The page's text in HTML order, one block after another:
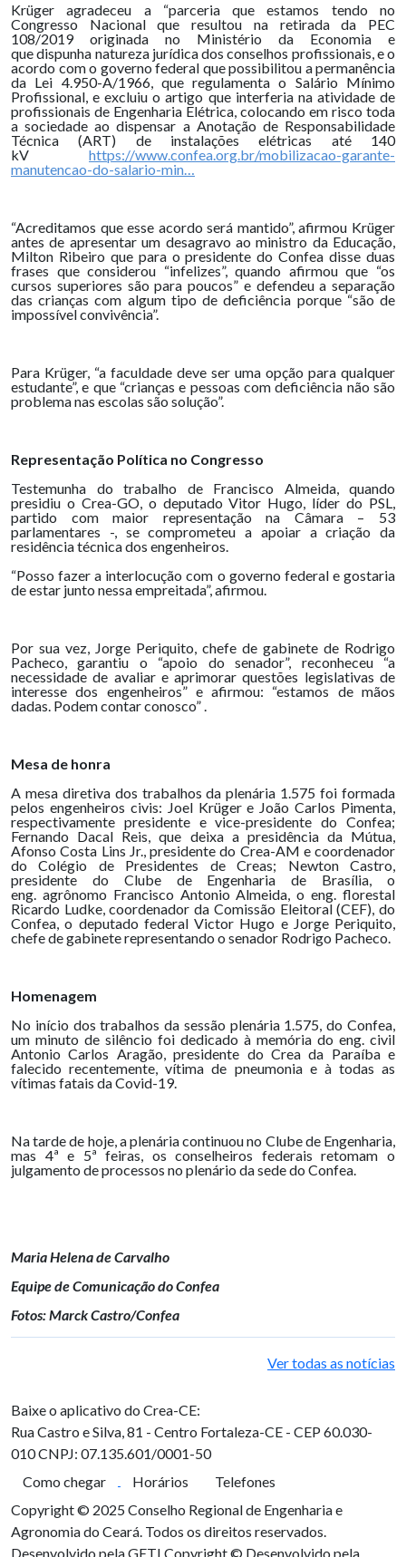
Krüger agradeceu a “parceria que estamos tendo no
Congresso Nacional que resultou na retirada da PEC
108/2019 originada no Ministério da Economia e
que dispunha natureza jurídica dos conselhos profissionais, e o
acordo com o governo federal que possibilitou a permanência
da Lei 4.950-A/1966, que regulamenta o Salário Mínimo
Profissional, e excluiu o artigo que interferia na atividade de
profissionais de Engenharia Elétrica, colocando em risco toda
a sociedade ao dispensar a Anotação de Responsabilidade
Técnica (ART) de instalações elétricas até 140
kV https://www.confea.org.br/mobilizacao-garante-
manutencao-do-salario-min…
“Acreditamos que esse acordo será mantido”, afirmou Krüger
antes de apresentar um desagravo ao ministro da Educação,
Milton Ribeiro que para o presidente do Confea disse duas
frases que considerou “infelizes”, quando afirmou que “os
cursos superiores são para poucos” e defendeu a separação
das crianças com algum tipo de deficiência porque “são de
impossível convivência”.
Para Krüger, “a faculdade deve ser uma opção para qualquer
estudante”, e que “crianças e pessoas com deficiência não são
problema nas escolas são solução”.
Representação Política no Congresso
Testemunha do trabalho de Francisco Almeida, quando
presidiu o Crea-GO, o deputado Vitor Hugo, líder do PSL,
partido com maior representação na Câmara – 53
parlamentares -, se comprometeu a apoiar a criação da
residência técnica dos engenheiros.
“Posso fazer a interlocução com o governo federal e gostaria
de estar junto nessa empreitada”, afirmou.
Por sua vez, Jorge Periquito, chefe de gabinete de Rodrigo
Pacheco, garantiu o “apoio do senador”, reconheceu “a
necessidade de avaliar e aprimorar questões legislativas de
interesse dos engenheiros” e afirmou: “estamos de mãos
dadas. Podem contar conosco” .
Mesa de honra
A mesa diretiva dos trabalhos da plenária 1.575 foi formada
pelos engenheiros civis: Joel Krüger e João Carlos Pimenta,
respectivamente presidente e vice-presidente do Confea;
Fernando Dacal Reis, que deixa a presidência da Mútua,
Afonso Costa Lins Jr., presidente do Crea-AM e coordenador
do Colégio de Presidentes de Creas; Newton Castro,
presidente do Clube de Engenharia de Brasília, o
eng. agrônomo Francisco Antonio Almeida, o eng. florestal
Ricardo Ludke, coordenador da Comissão Eleitoral (CEF), do
Confea, o deputado federal Victor Hugo e Jorge Periquito,
chefe de gabinete representando o senador Rodrigo Pacheco.
Homenagem
No início dos trabalhos da sessão plenária 1.575, do Confea,
um minuto de silêncio foi dedicado à memória do eng. civil
Antonio Carlos Aragão, presidente do Crea da Paraíba e
falecido recentemente, vítima de pneumonia e à todas as
vítimas fatais da Covid-19.
Na tarde de hoje, a plenária continuou no Clube de Engenharia,
mas 4ª e 5ª feiras, os conselheiros federais retomam o
julgamento de processos no plenário da sede do Confea.
Maria Helena de Carvalho
Equipe de Comunicação do Confea
Fotos: Marck Castro/Confea
Ver todas as notícias
Baixe o aplicativo do Crea-CE:
Rua Castro e Silva, 81 - Centro Fortaleza-CE - CEP 60.030-
010CNPJ: 07.135.601/0001-50
Como chegar
Horários
Telefones
Copyright © 2025 Conselho Regional de Engenharia e
Agronomia do Ceará. Todos os direitos reservados.
Desenvolvido pela GETI Copyright © Desenvolvido pela